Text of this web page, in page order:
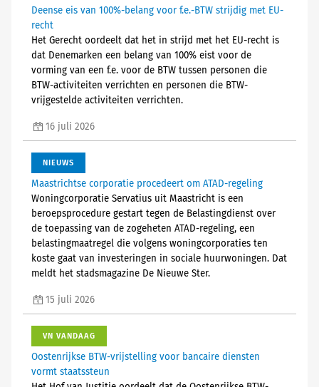
Deense eis van 100%-belang voor f.e.-BTW strijdig met EU-
recht
Het Gerecht oordeelt dat het in strijd met het EU-recht is
dat Denemarken een belang van 100% eist voor de
vorming van een f.e. voor de BTW tussen personen die
BTW-activiteiten verrichten en personen die BTW-
vrijgestelde activiteiten verrichten.
16 juli 2026
NIEUWS
Maastrichtse corporatie procedeert om ATAD-regeling
Woningcorporatie Servatius uit Maastricht is een
beroepsprocedure gestart tegen de Belastingdienst over
de toepassing van de zogeheten ATAD-regeling, een
belastingmaatregel die volgens woningcorporaties ten
koste gaat van investeringen in sociale huurwoningen. Dat
meldt het stadsmagazine De Nieuwe Ster.
15 juli 2026
VN VANDAAG
Oostenrijkse BTW-vrijstelling voor bancaire diensten
vormt staatssteun